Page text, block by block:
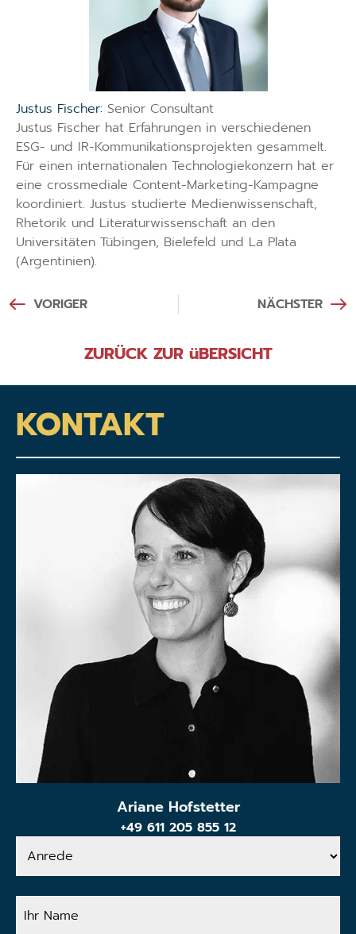
Justus Fischer: Senior Consultant
Justus Fischer hat Erfahrungen in verschiedenen
ESG- und IR-Kommunikationsprojekten gesammelt.
Für einen internationalen Technologiekonzern hat er
eine crossmediale Content-Marketing-Kampagne
koordiniert. Justus studierte Medienwissenschaft,
Rhetorik und Literaturwissenschaft an den
Universitäten Tübingen, Bielefeld und La Plata
(Argentinien).
VORIGER NÄCHSTER
ZURÜCK ZUR üBERSICHT
KONTAKT
Ariane Hofstetter
+49 611 205 855 12
Anrede
Ihr
Name